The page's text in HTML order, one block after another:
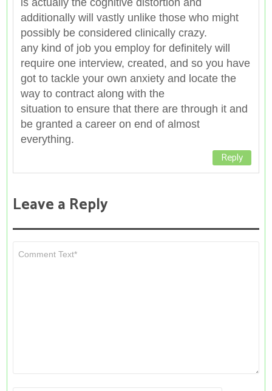
additionally will vastly unlike those who might
possibly be considered clinically crazy.
any kind of job you employ for definitely will
require one interview, created, and so you have
got to tackle your own anxiety and locate the
way to contract along with the
situation to ensure that there are through it and
be granted a career on end of almost
everything.
Reply
Leave a Reply